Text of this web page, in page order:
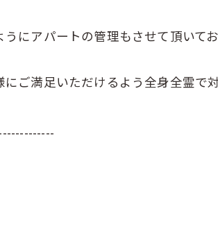
にアパートの管理もさせて頂いて
ご満足いただけるよう全身全霊で